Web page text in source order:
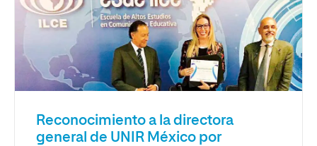
Reconocimiento a la directora
general de UNIR México por